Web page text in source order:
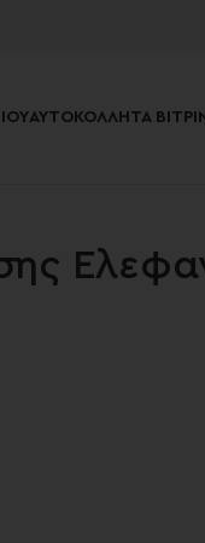
ΑΥΤΟΚΌΛΛΗΤΑ